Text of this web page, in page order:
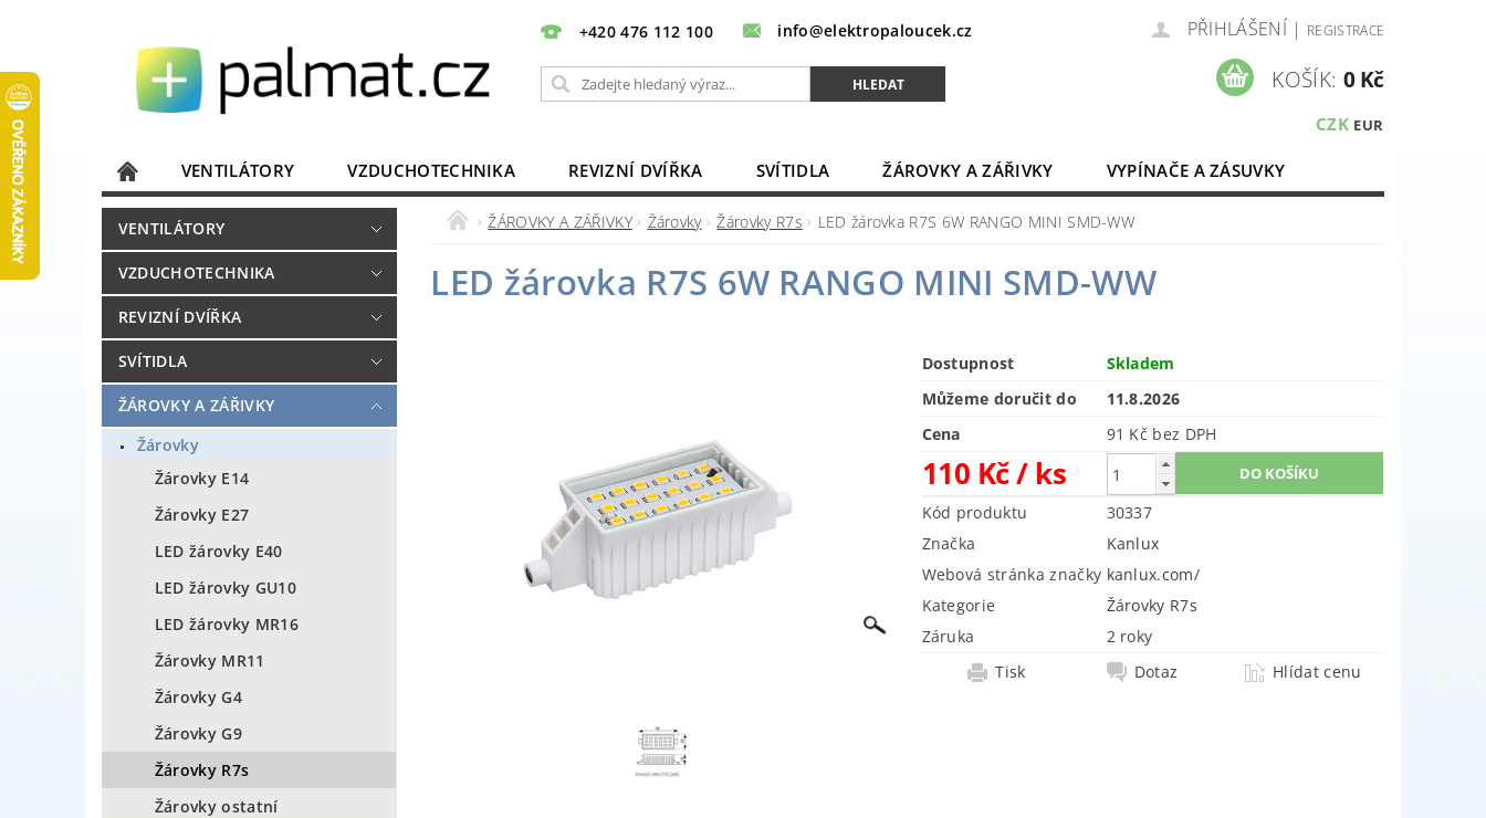
+420 476 112 100 info@elektropaloucek.cz PŘIHLÁŠENÍ | REGISTRACE
CZK EUR
KOŠÍK: 0 Kč
VENTILÁTORY VZDUCHOTECHNIKA REVIZNÍ DVÍŘKA SVÍTIDLA ŽÁROVKY A ZÁŘIVKY
VYPÍNAČE A ZÁSUVKY
JISTIČE, ROZVADĚČE
KOMUNIKACE BATERIE, AKU, ZDROJE
DOMÁCÍ SPOTŘEBIČE
ELEKTRONIKA
VENTILÁTORY
VZDUCHOTECHNIKA
REVIZNÍ DVÍŘKA
SVÍTIDLA
ŽÁROVKY A ZÁŘIVKY
Žárovky
Žárovky E14
Žárovky E27
LED žárovky E40
LED žárovky GU10
LED žárovky MR16
Žárovky MR11
Žárovky G4
Žárovky G9
Žárovky R7s
Žárovky ostatní
ŽÁROVKY A ZÁŘIVKY Žárovky Žárovky R7s LED žárovka R7S 6W RANGO MINI SMD-WW
LED žárovka R7S 6W RANGO MINI SMD-WW
Dostupnost
Skladem
Můžeme doručit do
11.8.2026
Cena
91 Kč bez DPH
110 Kč/ ks
Kód produktu
30337
Značka
Kanlux
Webová stránka značky kanlux.com/
Kategorie
Žárovky R7s
Záruka
2 roky
Tisk
Dotaz Hlídat cenu